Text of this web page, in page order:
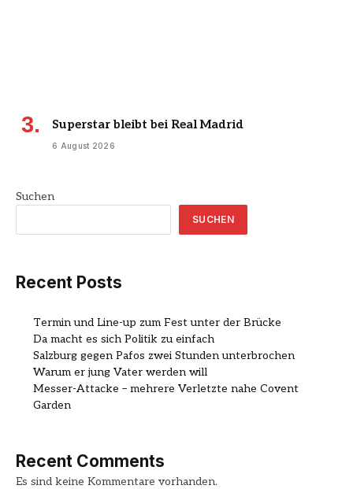
Superstar bleibt bei Real Madrid
6 August 2026
Suchen
SUCHEN
Recent Posts
Termin und Line-up zum Fest unter der Brücke
Da macht es sich Politik zu einfach
Salzburg gegen Pafos zwei Stunden unterbrochen
Warum er jung Vater werden will
Messer-Attacke – mehrere Verletzte nahe Covent
Garden
Recent Comments
Es sind keine Kommentare vorhanden.